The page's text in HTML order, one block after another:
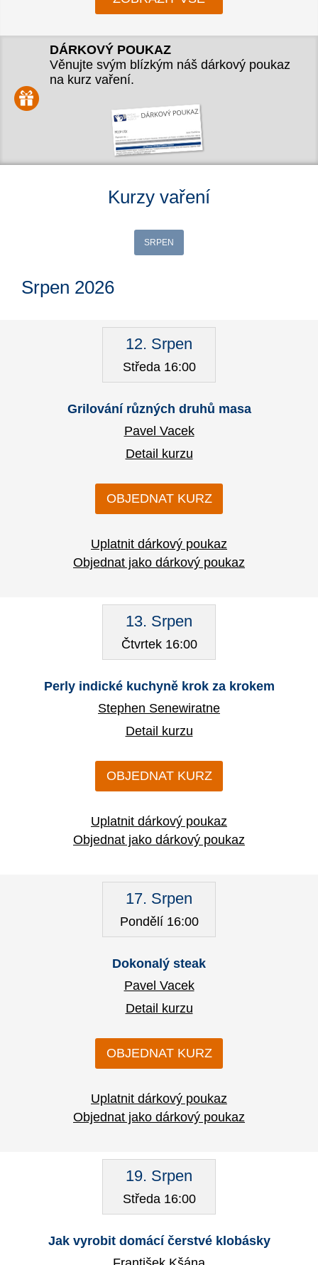
DÁRKOVÝ POUKAZ
Věnujte svým blízkým náš dárkový poukaz
na kurz vaření.
Kurzy vaření
SRPEN
Srpen 2026
12. Srpen
Středa 16:00
Grilování různých druhů masa
Pavel Vacek
Detail kurzu
OBJEDNAT KURZ
Uplatnit dárkový poukaz
Objednat jako dárkový poukaz
13. Srpen
Čtvrtek 16:00
Perly indické kuchyně krok za krokem
Stephen Senewiratne
Detail kurzu
OBJEDNAT KURZ
Uplatnit dárkový poukaz
Objednat jako dárkový poukaz
17. Srpen
Pondělí 16:00
Dokonalý steak
Pavel Vacek
Detail kurzu
OBJEDNAT KURZ
Uplatnit dárkový poukaz
Objednat jako dárkový poukaz
19. Srpen
Středa 16:00
Jak vyrobit domácí čerstvé klobásky